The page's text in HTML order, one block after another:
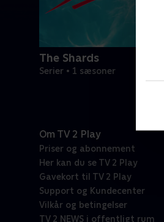
The Shards
Serier • 1 sæsoner
Om TV 2 Play
Priser og abonnement
Her kan du se TV 2 Play
Gavekort til TV 2 Play
Support og Kundecenter
Vilkår og betingelser
TV 2 NEWS i offentligt rum